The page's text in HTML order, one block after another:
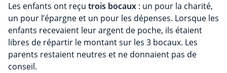
Les enfants ont reçu trois bocaux : un pour la charité,
un pour l’épargne et un pour les dépenses. Lorsque les
enfants recevaient leur argent de poche, ils étaient
libres de répartir le montant sur les 3 bocaux. Les
parents restaient neutres et ne donnaient pas de
conseil.